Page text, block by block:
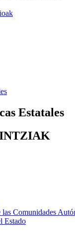
Estatales
Comunidades
Estado